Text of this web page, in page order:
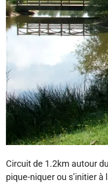
Circuit de 1.2km autour
pique-niquer ou s’initier